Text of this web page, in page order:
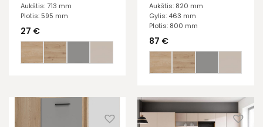
Aukštis: 713 mm
Plotis: 595 mm
27 €
Aukštis: 820 mm
Gylis: 463 mm
Plotis: 800 mm
87 €